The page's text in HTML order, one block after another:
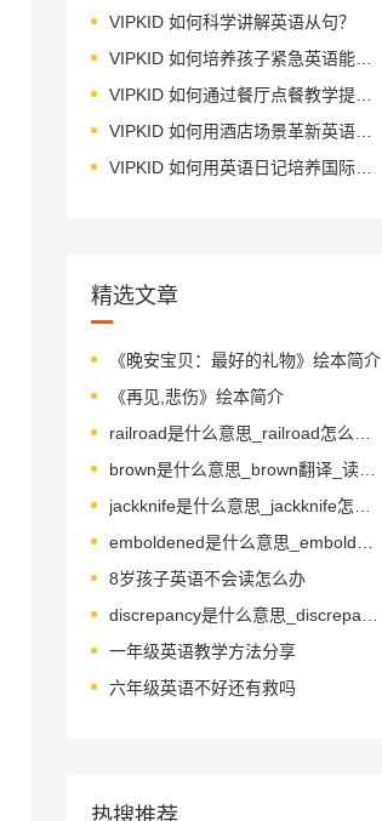
VIPKID 如何科学讲解英语从句？
VIPKID 如何培养孩子紧急英语能力？
VIPKID 如何通过餐厅点餐教学提升少儿英语应用能力？
VIPKID 如何用酒店场景革新英语教学？
VIPKID 如何用英语日记培养国际化人才？
精选文章
《晚安宝贝：最好的礼物》绘本简介
《再见,悲伤》绘本简介
brown是什么意思_brown翻译_读音_用法_翻译
8岁孩子英语不会读怎么办
一年级英语教学方法分享
六年级英语不好还有救吗
热搜推荐